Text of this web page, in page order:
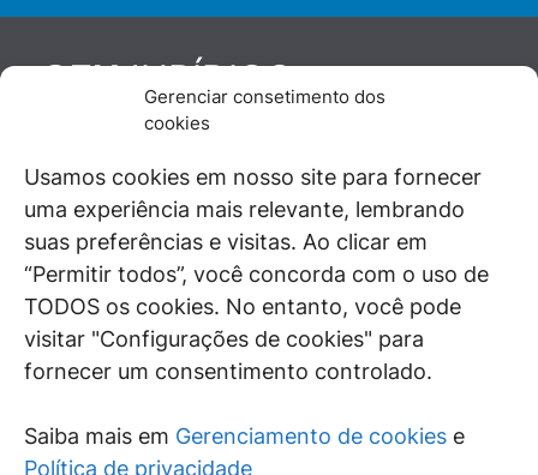
Gerenciar consetimento dos
cookies
Usamos cookies em nosso site para fornecer
uma experiência mais relevante, lembrando
suas preferências e visitas. Ao clicar em
“Permitir todos”, você concorda com o uso de
TODOS os cookies. No entanto, você pode
visitar "Configurações de cookies" para
fornecer um consentimento controlado.
Saiba mais em Gerenciamento de cookies e
Política de privacidade
GENJURÍDICO
De maneira independente, os autores e
juristas e doutrinadores nacionais, se posicionam
diante de questões relevantes do cotidiano e
universo jurídico.
SIGA